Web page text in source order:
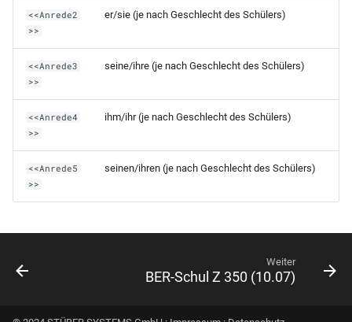
RLP-GES-AS (10.Klasse mit Ü
11)
RLP-GES (Beiblatt)
RLP-GES
(Abschlussprognose)
RLP-FO-FHReife (DIN A3)
Schülerpersonalblatt incl
Schuleintritt (Betriebe -
Querformat)
Schülerpersonalblatt incl
Schuleintritt (Betriebe)
Schülerpersonalblatt incl
Schuleintritt (mit Vorbildung)
Schülerpersonalblatt incl
Vorbildung)
Schülerstammblatt (Belegung
<<Anrede2
>>
er/sie (je nach Geschlecht des Schülers)
<<Anrede3
>>
seine/ihre (je nach Geschlecht des Schülers)
<<Anrede4
>>
ihm/ihr (je nach Geschlecht des Schülers)
<<Anrede5
>>
seinen/ihren (je nach Geschlecht des Schülers)
Weiter
BER-Schul Z 350 (10.07)